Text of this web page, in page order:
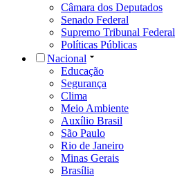
Câmara dos Deputados
Senado Federal
Supremo Tribunal Federal
Políticas Públicas
Nacional
Educação
Segurança
Clima
Meio Ambiente
Auxílio Brasil
São Paulo
Rio de Janeiro
Minas Gerais
Brasília